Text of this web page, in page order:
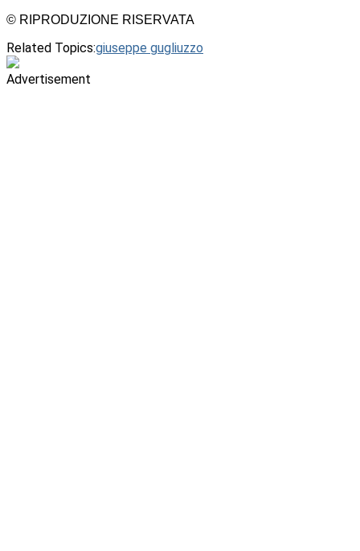
© RIPRODUZIONE RISERVATA
Related Topics:giuseppe gugliuzzo
Advertisement